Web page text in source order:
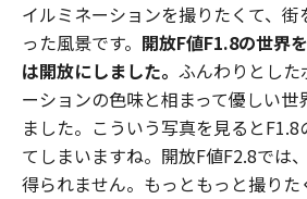
イルミネーションを撮りたくて、
った風景です。 開放F値F1.8の世界
は開放にしました。 ふんわりとし
ーションの色味と相まって優しい
ました。こういう写真を見ると
てしまいますね。開放F値F2.8では
得られません。もっともっと撮りた